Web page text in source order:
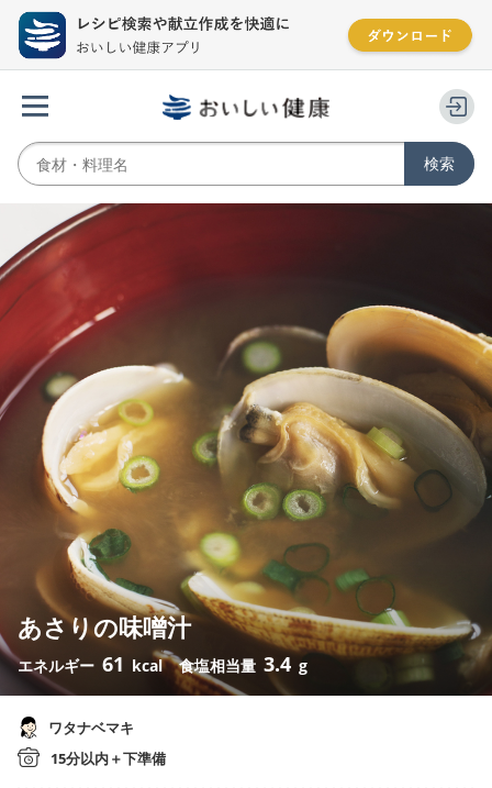
あさりの味噌汁
エネルギー 61 kcal 食塩相当量 3.4 g
ワタナベマキ
15分以内＋下準備